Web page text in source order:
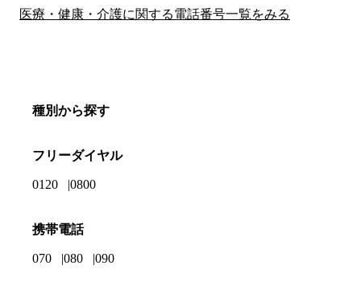
医療・健康・介護に関する電話番号一覧をみる
種別から探す
フリーダイヤル
0120 0800
携帯電話
070 080 090